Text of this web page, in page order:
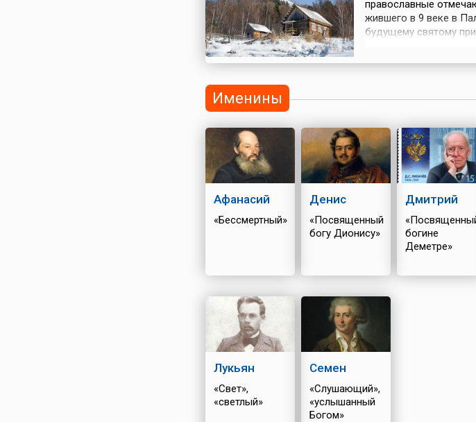
провозглашена
независимость от Австро-
Венгрии, а также
объявлено об
объединении Чехии и с...
которой Греции
мил...
православные
жившего в 9 веке в
будущему святому
Именины
Афанасий
«Бессмертный»
Денис
«Посвященный
богу Дионису»
Дмитрий
богине
Деметре»
Лукьян
«Свет»,
«светлый»
Семен
«Слушающий»,
«услышанный
Богом»